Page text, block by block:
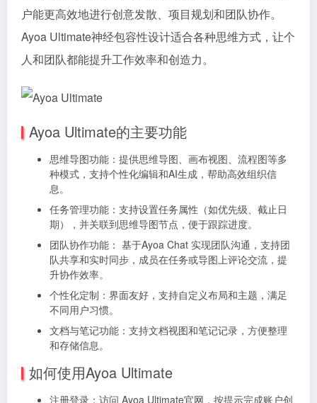
户能更高效地进行创意发散、项目规划和团队协作。
Ayoa Ultimate神经包容性设计适合各种思维方式，让个
人和团队都能提升工作效率和创造力。
Ayoa Ultimate的主要功能
思维导图功能：提供思维导图、画布视图、流程图等多
种模式，支持个性化编辑和AI生成，帮助高效组织信
息。
任务管理功能：支持设置任务属性（如优先级、截止日
期），并关联到思维导图节点，便于跟踪进度。
团队协作功能： 基于Ayoa Chat 实现团队沟通，支持团
队共享和实时同步，成员在任务或导图上评论交流，提
升协作效率。
个性化定制：界面友好，支持自定义布局和主题，满足
不同用户习惯。
文档与笔记功能：支持文档视图和笔记记录，方便整理
和存储信息。
如何使用Ayoa Ultimate
注册登录：访问 Ayoa Ultimate官网，按提示完成账户创